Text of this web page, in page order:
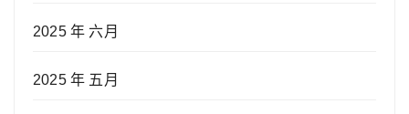
2025 年 六月
2025 年 五月